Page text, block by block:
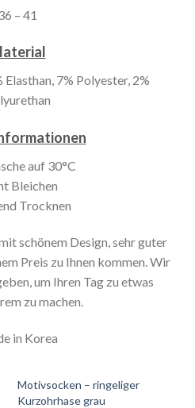
– 41
7% Polyester, 2%
auf 30°C
Bleichen
Trocknen
schönem Design, sehr guter
Preis zu Ihnen kommen. Wir
um Ihren Tag zu etwas
zu machen.
in Korea
Motivsocken – ringeliger
Kurzohrhase grau